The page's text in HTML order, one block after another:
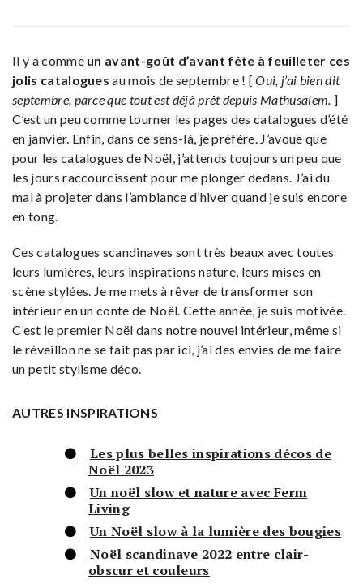
Il y a comme un avant-goût d’avant fête à feuilleter ces
jolis catalogues au mois de septembre ! [Oui, j’ai bien dit
septembre, parce que tout est déjà prêt depuis Mathusalem. ]
C’est un peu comme tourner les pages des catalogues d’été
en janvier. Enfin, dans ce sens-là, je préfère. J’avoue que
pour les catalogues de Noël, j’attends toujours un peu que
les jours raccourcissent pour me plonger dedans. J’ai du
mal à projeter dans l’ambiance d’hiver quand je suis encore
en tong.
Ces catalogues scandinaves sont très beaux avec toutes
leurs lumières, leurs inspirations nature, leurs mises en
scène stylées. Je me mets à rêver de transformer son
intérieur en un conte de Noël. Cette année, je suis motivée.
C’est le premier Noël dans notre nouvel intérieur, même si
le réveillon ne se fait pas par ici, j’ai des envies de me faire
un petit stylisme déco.
AUTRES INSPIRATIONS
Les plus belles inspirations décos de
Noël 2023
Un noël slow et nature avec Ferm
Living
Un Noël slow à la lumière des bougies
Noël scandinave 2022 entre clair-
obscur et couleurs